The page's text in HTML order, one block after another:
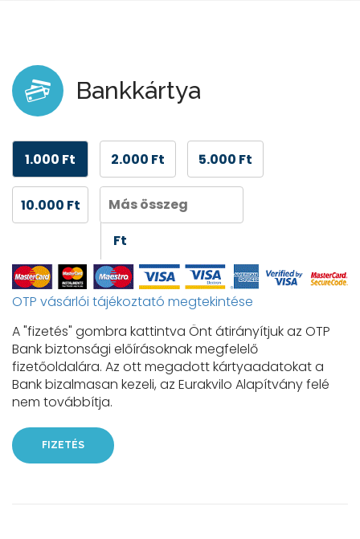
Bankkártya
1.000 Ft 2.000 Ft 5.000 Ft
10.000 Ft
Ft
OTP vásárlói tájékoztató megtekintése
A "fizetés" gombra kattintva Önt átirányítjuk az OTP
Bank biztonsági előírásoknak megfelelő
fizetőoldalára. Az ott megadott kártyaadatokat a
Bank bizalmasan kezeli, az Eurakvilo Alapítvány felé
nem továbbítja.
FIZETÉS